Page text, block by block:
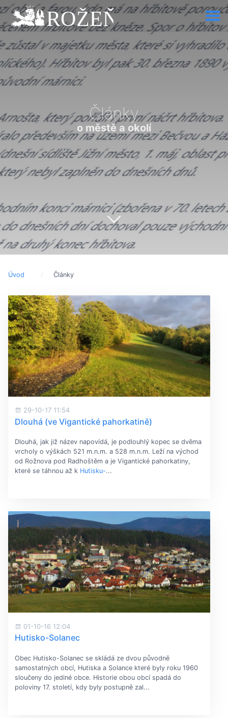
Články
o městě a okolí
Úvod Články
29-10-17 11:54
Dlouhá (ve Vigantické pahorkatině)
Dlouhá, jak již název napovídá, je podlouhlý kopec se dvěma
vrcholy o výškách 521 m.n.m. a 528 m.n.m. Leží na východ
od Rožnova pod Radhoštěm a je Vigantické pahorkatiny,
které se táhnou až k Hutisku-...
01-10-16 12:04
Hutisko-Solanec
Obec Hutisko-Solanec se skládá ze dvou původně
samostatných obcí, Hutiska a Solance které byly roku 1960
sloučeny do jediné obce. Historie obou obcí spadá do
poloviny 17. století, kdy byly postupně zal...